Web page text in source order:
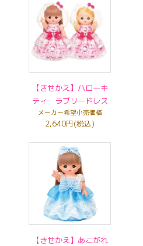
【きせかえ】ハローキ
ティ ラブリードレス
メーカー希望小売価格
2,640円(税込)
【きせかえ】あこがれ